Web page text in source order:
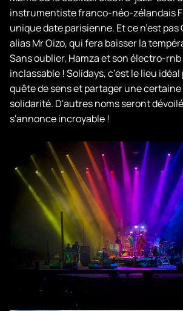
instrumentiste franco-néo-zélandais
unique date parisienne. Et ce n’est
alias Mr Oizo, qui fera baisser la
Sans oublier, Hamza et son électro-
inclassable ! Solidays, c’est le lieu
quête de sens et partager une certaine
solidarité. D'autres noms seront
s'annonce incroyable !